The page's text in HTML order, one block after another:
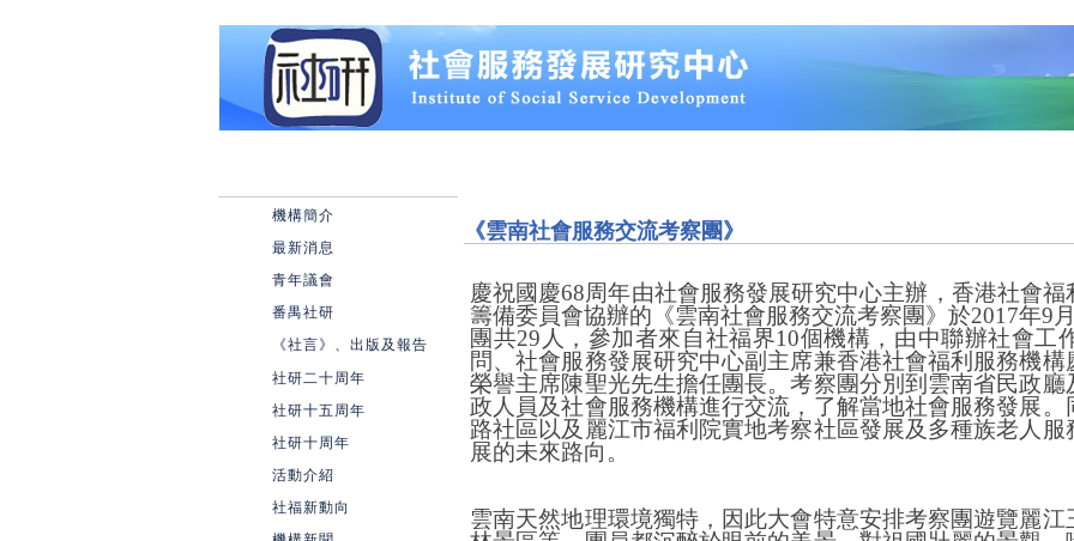
機構簡介
最新消息
青年議會
番禺社研
《社言》、出版及報告
社研二十周年
社研十五周年
社研十周年
活動介紹
社福新動向
《雲南社會服務交流考察團》
慶祝國慶68周年由社會服務發展研究中心主辦，香港社會
籌備委員會協辦的《雲南社會服務交流考察團》於2017年9
團共29 人，參加者來自社福界10個機構，由中聯辦社會工
問、社會服務發展研究中心副主席兼香港社會福利服務機
榮譽主席陳聖光先生擔任團長。考察團分別到雲南省民政
政人員及社會服務機構進行交流，了解當地社會服務發展
路社區以及麗江市福利院實地考察社區發展及多種族老人
展的未來路向。
雲南天然地理環境獨特，因此大會特意安排考察團遊覽麗